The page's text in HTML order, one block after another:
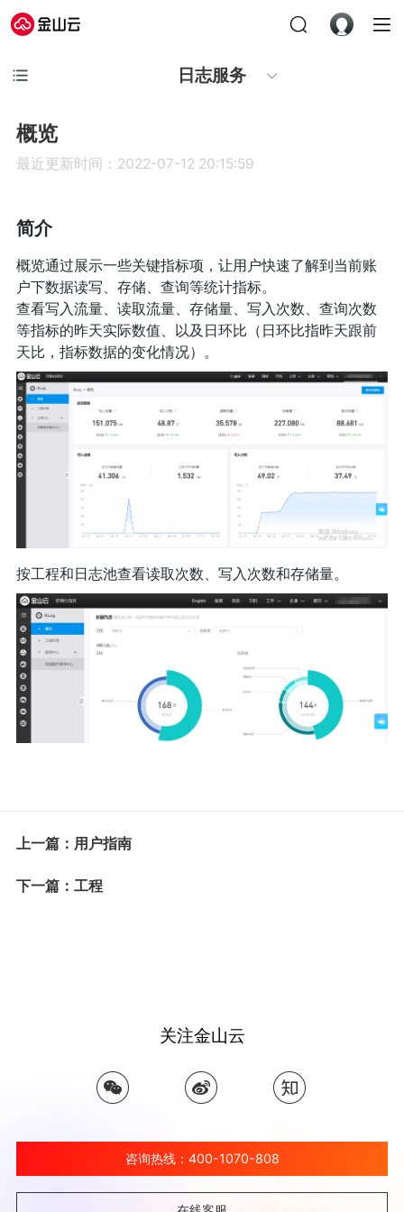
日志服务
概览
最近更新时间：2022-07-12 20:15:59
简介
概览通过展示一些关键指标项，让用户快速了解到当前账
户下数据读写、存储、查询等统计指标。
查看写入流量、读取流量、存储量、写入次数、查询次数
等指标的昨天实际数值、以及日环比（日环比指昨天跟前
天比，指标数据的变化情况）。
按工程和日志池查看读取次数、写入次数和存储量。
上一篇：用户指南
下一篇：工程
关注金山云
咨询热线：400-1070-808